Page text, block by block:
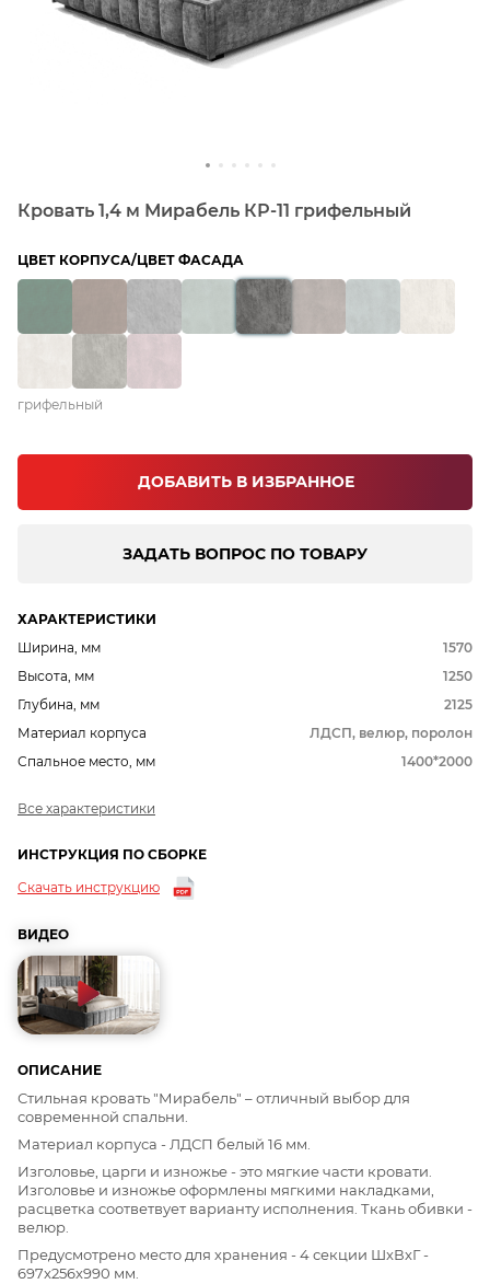
Кровать 1,4 м Мирабель КР-11 грифельный
ЦВЕТ КОРПУСА/ЦВЕТ ФАСАДА
грифельный
ДОБАВИТЬ В ИЗБРАННОЕ
ЗАДАТЬ ВОПРОС ПО ТОВАРУ
ХАРАКТЕРИСТИКИ
Ширина, мм
1570
Высота, мм
1250
Глубина, мм
2125
Материал корпуса
ЛДСП, велюр, поролон
Спальное место, мм
1400*2000
Все характеристики
ИНСТРУКЦИЯ ПО СБОРКЕ
Скачать инструкцию
ВИДЕО
ОПИСАНИЕ
Стильная кровать "Мирабель" – отличный выбор для
современной спальни.
Материал корпуса - ЛДСП белый 16 мм.
Изголовье, царги и изножье - это мягкие части кровати.
Изголовье и изножье оформлены мягкими накладками,
расцветка соответвует варианту исполнения. Ткань обивки -
велюр.
Предусмотрено место для хранения - 4 секции ШxВxГ -
697x256x990 мм.